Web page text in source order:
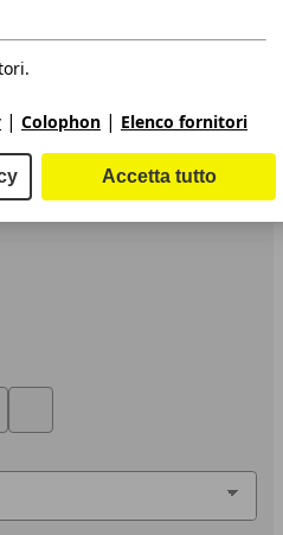
| Colophon | Elenco fornitori
Accetta tutto